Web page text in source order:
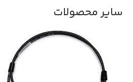
سایر محصولات